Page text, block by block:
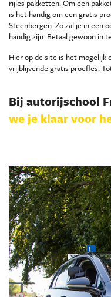
rijles pakketten. Om een
is het handig om een gratis
Steenbergen. Zo zal je in een
handig zijn. Betaal gewoon in
Hier op de site is het mogelijk
vrijblijvende gratis proefles.
Bij autorijschool
we je klaar voor